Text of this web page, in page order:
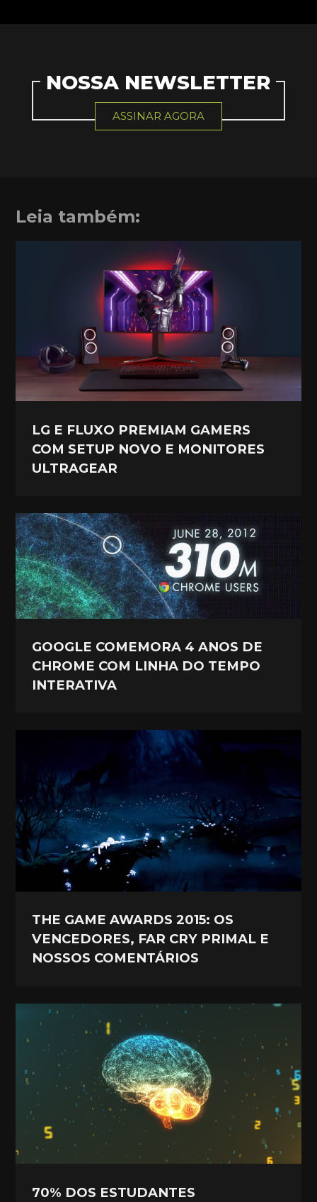
NOSSA NEWSLETTER
ASSINAR AGORA
Leia também:
LG E FLUXO PREMIAM GAMERS
COM SETUP NOVO E MONITORES
ULTRAGEAR
GOOGLE COMEMORA 4 ANOS DE
CHROME COM LINHA DO TEMPO
INTERATIVA
THE GAME AWARDS 2015: OS
VENCEDORES, FAR CRY PRIMAL E
NOSSOS COMENTÁRIOS
70% DOS ESTUDANTES